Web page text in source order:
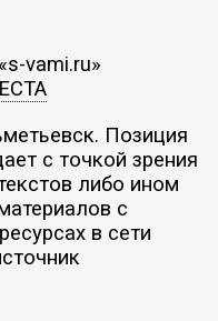
vami.ru»
Позиция
с точкой зрения
либо ином
с
в сети